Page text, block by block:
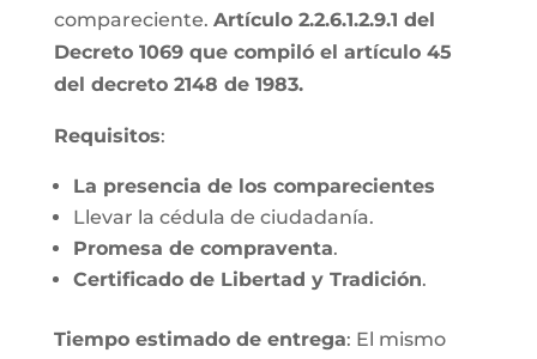
compareciente. Artículo 2.2.6.1.2.9.1 del
Decreto 1069 que compiló el artículo 45
del decreto 2148 de 1983.
Requisitos:
La presencia de los comparecientes
Llevar la cédula de ciudadanía.
Promesa de compraventa.
Certificado de Libertad y Tradición.
Tiempo estimado de entrega: El mismo